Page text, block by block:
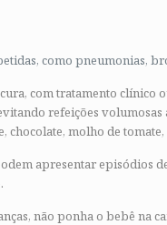
como pneumonias,
com tratamento clínico
refeições
chocolate, molho de
apresentar episódios
não ponha o bebê na